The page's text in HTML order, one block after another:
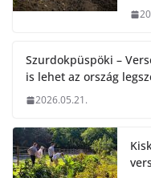
Szurdokpüspöki –
is lehet az ország
2026.05.21.